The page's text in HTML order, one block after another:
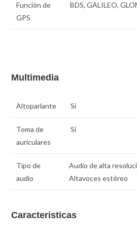
Función de
GPS
BDS, GALILEO,
Multimedia
Altoparlante Sí
Toma de
auriculares
Sí
Tipo de
audio
Audio de alta
Altavoces estéreo
Caracteristicas